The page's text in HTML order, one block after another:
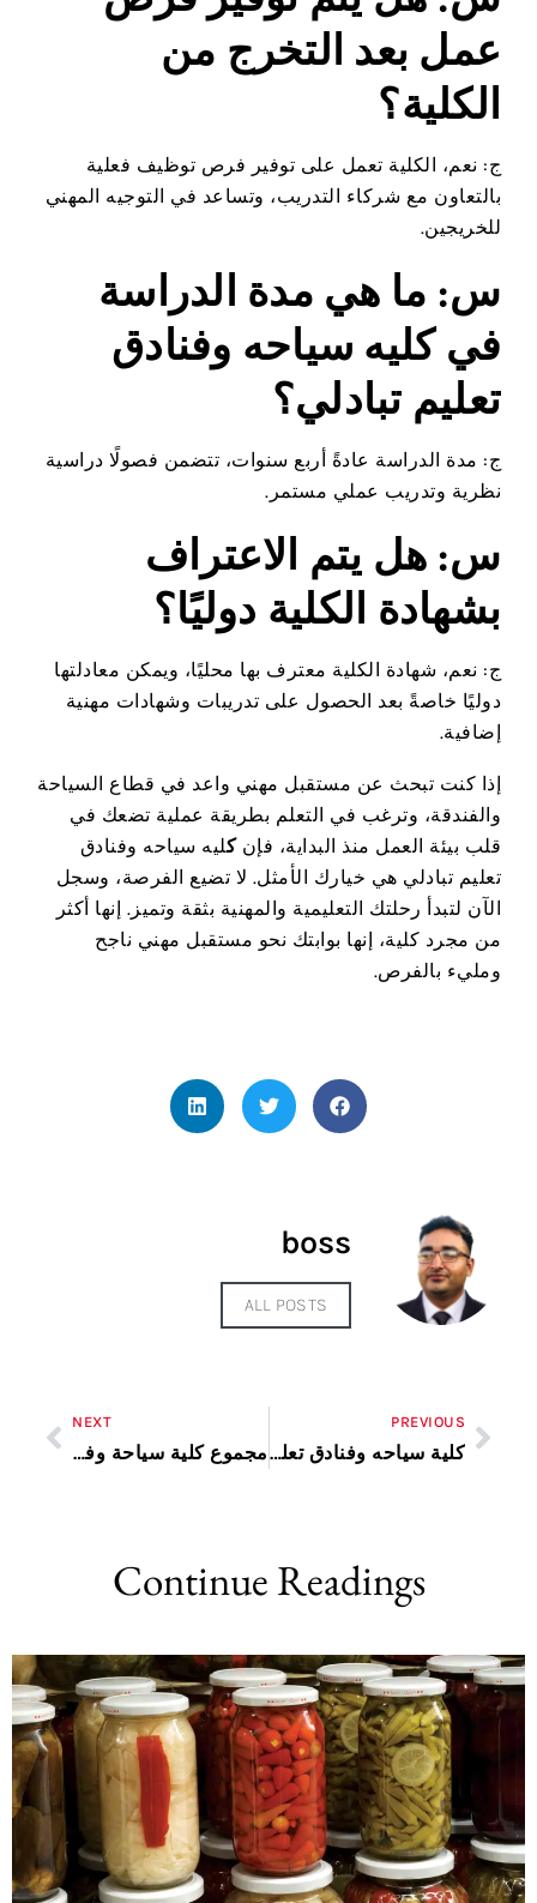
عمل بعد التخرج من
الكلية؟
ج: نعم، الكلية تعمل على توفير فرص توظيف فعلية
بالتعاون مع شركاء التدريب، وتساعد في التوجيه المهني
للخريجين.
س: ما هي مدة الدراسة
في كليه سياحه وفنادق
تعليم تبادلي؟
ج: مدة الدراسة عادةً أربع سنوات، تتضمن فصولًا دراسية
نظرية وتدريب عملي مستمر.
س: هل يتم الاعتراف
بشهادة الكلية دوليًا؟
ج: نعم، شهادة الكلية معترف بها محليًا، ويمكن معادلتها
دوليًا خاصةً بعد الحصول على تدريبات وشهادات مهنية
إضافية.
إذا كنت تبحث عن مستقبل مهني واعد في قطاع السياحة
والفندقة، وترغب في التعلم بطريقة عملية تضعك في
قلب بيئة العمل منذ البداية، فإنكليه سياحه وفنادق
تعليم تبادلي هي خيارك الأمثل. لا تضيع الفرصة، وسجل
الآن لتبدأ رحلتك التعليمية والمهنية بثقة وتميز. إنها أكثر
من مجرد كلية، إنها بوابتك نحو مستقبل مهني ناجح
ومليء بالفرص.
boss
ALL POSTS
PREVIOUS
كلية سياحه وفنادق تعليم تبادلي
NEXT
مجموع كلية سياحة وفنادق
Continue Readings